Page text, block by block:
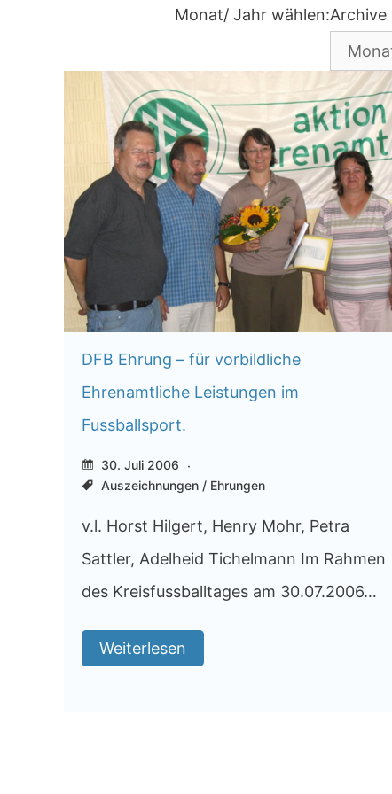
Monat/ Jahr wählen:Archive
DFB Ehrung – für vorbildliche
Ehrenamtliche Leistungen im
Fussballsport.
30. Juli 2006
Auszeichnungen / Ehrungen
v.l. Horst Hilgert, Henry Mohr, Petra
Sattler, Adelheid Tichelmann Im Rahmen
des Kreisfussballtages am 30.07.2006…
Weiterlesen